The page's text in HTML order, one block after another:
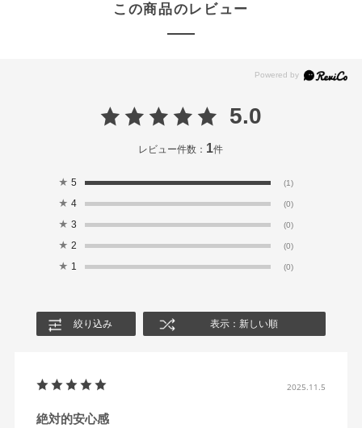
この商品のレビュー
5.0
レビュー件数： 1件
★ 5 (1)
★ 4 (0)
★ 3 (0)
★ 2 (0)
★ 1 (0)
絞り込み 表示：新しい順
2025.11.5
絶対的安心感